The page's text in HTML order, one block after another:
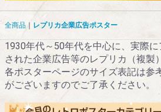
全商品 レプリカ企業広告ポスター
1930年代～50年代を中心に、実際
された企業広告等のレプリカ（複製
各ポスターページのサイズ表記は参
がございますのでご了承ください。